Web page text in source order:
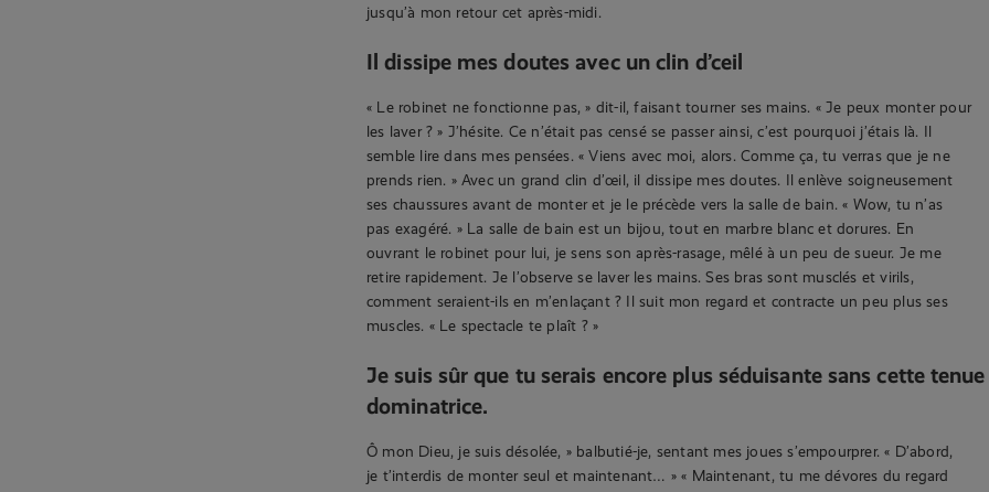
jusqu’à mon retour cet après-midi.
Il dissipe mes doutes avec un clin d’ceil
« Le robinet ne fonctionne pas, » dit-il, faisant tourner ses mains. « Je peux monter pour
les laver ? » J’hésite. Ce n’était pas censé se passer ainsi, c’est pourquoi j’étais là. Il
semble lire dans mes pensées. « Viens avec moi, alors. Comme ça, tu verras que je ne
prends rien. » Avec un grand clin d’œil, il dissipe mes doutes. Il enlève soigneusement
ses chaussures avant de monter et je le précède vers la salle de bain. « Wow, tu n’as
pas exagéré. » La salle de bain est un bijou, tout en marbre blanc et dorures. En
ouvrant le robinet pour lui, je sens son après-rasage, mêlé à un peu de sueur. Je me
retire rapidement. Je l’observe se laver les mains. Ses bras sont musclés et virils,
comment seraient-ils en m’enlaçant ? Il suit mon regard et contracte un peu plus ses
muscles. « Le spectacle te plaît ? »
Je suis sûr que tu serais encore plus séduisante sans cette
dominatrice.
Ô mon Dieu, je suis désolée, » balbutié-je, sentant mes joues s’empourprer. « D’abord,
je t’interdis de monter seul et maintenant… » « Maintenant, tu me dévores du regard